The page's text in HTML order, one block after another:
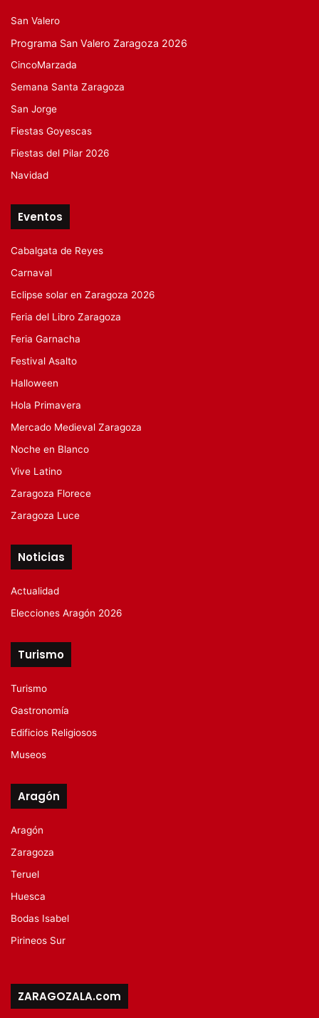
San Valero
Programa San Valero Zaragoza 2026
CincoMarzada
Semana Santa Zaragoza
San Jorge
Fiestas Goyescas
Fiestas del Pilar 2026
Navidad
Eventos
Cabalgata de Reyes
Carnaval
Eclipse solar en Zaragoza 2026
Feria del Libro Zaragoza
Feria Garnacha
Festival Asalto
Halloween
Hola Primavera
Mercado Medieval Zaragoza
Noche en Blanco
Vive Latino
Zaragoza Florece
Zaragoza Luce
Noticias
Actualidad
Elecciones Aragón 2026
Turismo
Turismo
Gastronomía
Edificios Religiosos
Museos
Aragón
Aragón
Zaragoza
Teruel
Huesca
Bodas Isabel
Pirineos Sur
ZARAGOZALA.com